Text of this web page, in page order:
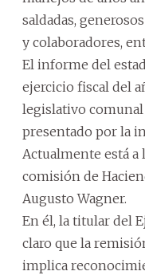
saldadas,
y colaboradores,
El informe del
ejercicio fiscal del
legislativo comunal
presentado por la
Actualmente está a
comisión de
Augusto Wagner.
En él, la titular del
claro que la
implica